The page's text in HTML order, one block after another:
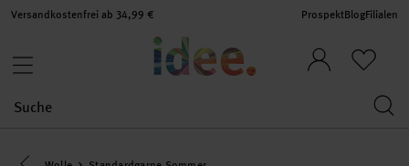
Versandkostenfrei ab 34,99 € ProspektBlogFilialen
Eine Kategorie zurück navigieren